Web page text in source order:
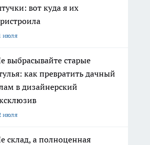
вот куда я их
июля
выбрасывайте старые
как превратить дачный
в дизайнерский
июля
склад, а полноценная